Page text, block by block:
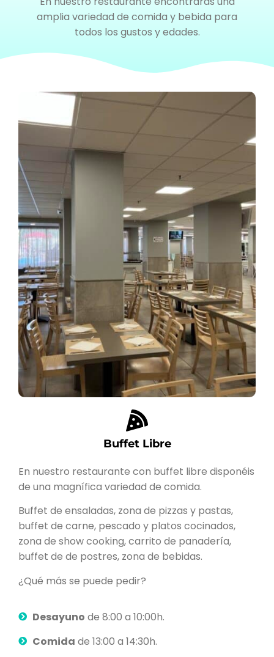
amplia variedad de comida y bebida para
todos los gustos y edades.
Buffet Libre
En nuestro restaurante con buffet libre disponéis
de una magnífica variedad de comida.
Buffet de ensaladas, zona de pizzas y pastas,
buffet de carne, pescado y platos cocinados,
zona de show cooking, carrito de panadería,
buffet de de postres, zona de bebidas.
¿Qué más se puede pedir?
Desayuno de 8:00 a 10:00h.
Comida de 13:00 a 14:30h.